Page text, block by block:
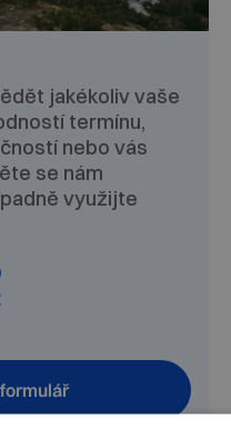
jakékoliv vaše
termínu,
nebo vás
se nám
využijte